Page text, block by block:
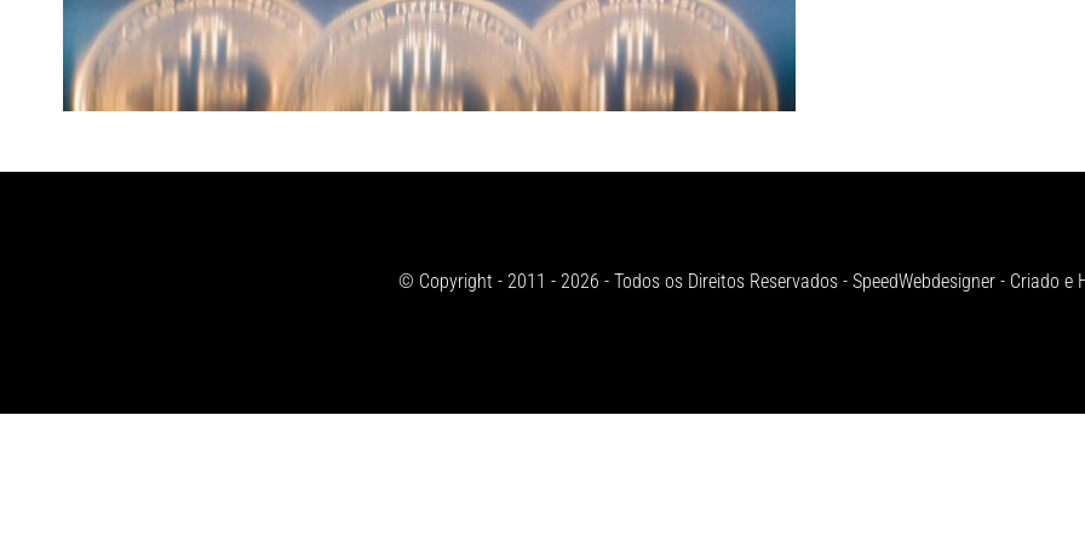
© Copyright - 2011 - 2026 - Todos os Direitos Reservados - SpeedWebdesigner - Criado e